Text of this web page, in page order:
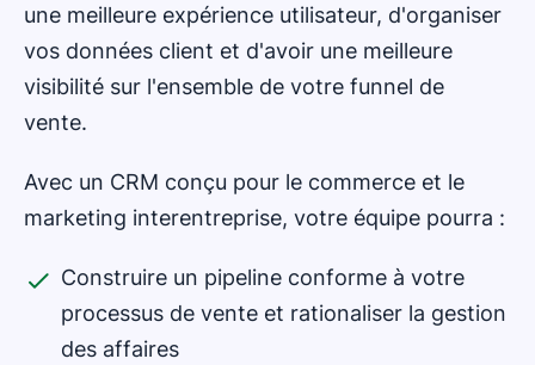
une meilleure expérience utilisateur, d'organiser
vos données client et d'avoir une meilleure
visibilité sur l'ensemble de votre funnel de
vente.
Avec un CRM conçu pour le commerce et le
marketing interentreprise, votre équipe pourra :
Construire un pipeline conforme à votre
processus de vente et rationaliser la gestion
des affaires